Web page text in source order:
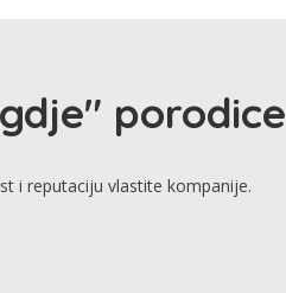
porodice
i reputaciju vlastite kompanije.